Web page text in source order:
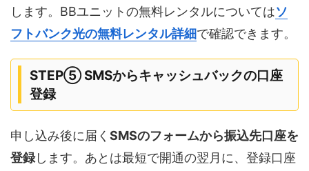
します。BBユニットの無料レンタルについてはソ
フトバンク光の無料レンタル詳細で確認できます。
STEP⑤ SMSからキャッシュバックの口座
登録
申し込み後に届く SMSのフォームから振込先口座を
登録します。あとは最短で開通の翌月に、登録口座